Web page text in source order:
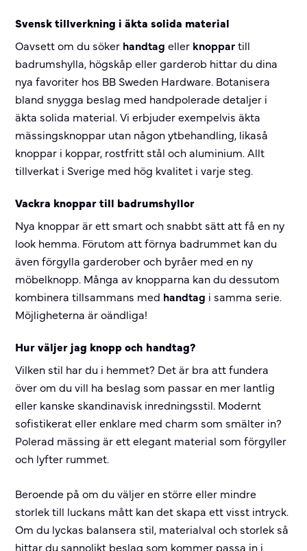
Svensk tillverkning i äkta solida material
Oavsett om du söker handtag eller knoppartill
badrumshylla, högskåp eller garderob hittar du dina
nya favoriter hos BB Sweden Hardware. Botanisera
bland snygga beslag med handpolerade detaljer i
äkta solida material. Vi erbjuder exempelvis äkta
mässingsknoppar utan någon ytbehandling, likaså
knoppar i koppar, rostfritt stål och aluminium. Allt
tillverkat i Sverige med hög kvalitet i varje steg.
Vackra knoppar till badrumshyllor
Nya knoppar är ett smart och snabbt sätt att få en ny
look hemma. Förutom att förnya badrummet kan du
även förgylla garderober och byråer med en ny
möbelknopp. Många av knopparna kan du dessutom
kombinera tillsammans med handtag i samma serie.
Möjligheterna är oändliga!
Hur väljer jag knopp och handtag?
Vilken stil har du i hemmet? Det är bra att fundera
över om du vill ha beslag som passar en mer lantlig
eller kanske skandinavisk inredningsstil. Modernt
sofistikerat eller enklare med charm som smälter in?
Polerad mässing är ett elegant material som förgyller
och lyfter rummet.
Beroende på om du väljer en större eller mindre
storlek till luckans mått kan det skapa ett visst intryck.
Om du lyckas balansera stil, materialval och storlek så
hittar du sannolikt beslag som kommer passa in i